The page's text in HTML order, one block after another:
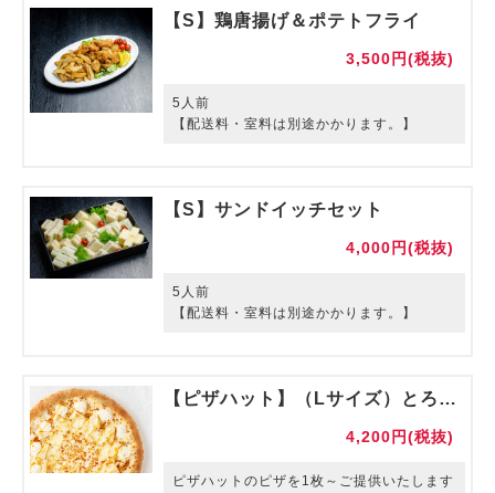
【S】鶏唐揚げ＆ポテトフライ
3,500円(税抜)
5人前
【配送料・室料は別途かかります。】
【S】サンドイッチセット
4,000円(税抜)
5人前
【配送料・室料は別途かかります。】
【ピザハット】（Lサイズ）とろける４種チーズのフォルマッジ
4,200円(税抜)
ピザハットのピザを1枚～ご提供いたします